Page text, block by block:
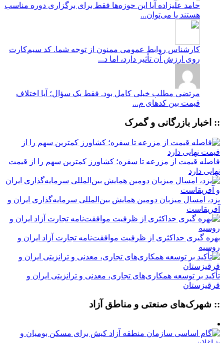
حامد علیزاده آیا این حوزه‌ها فقط برای برگزاری دوره مناسب
هستند یا می‌توان...
کارشناس روابط عمومی ممنون از توجه شما. کد سیم‌کارت
روی ارزش آن تأثیر دارد، اما د...
مرتضی مطلب خیلی کامل بود. فقط یک سؤال؛ آیا اختلاف
قیمت بین کدهای م...
:: اخبار بازرگانی و گمرک
فاصله قیمت از مزرعه تا سفره؛ کشاورز کمترین سهم را از قیمت
نهایی دارد
یزد، امسال میزبان دومین همایش بین‌المللی سرمایه‌گذاری ایران و
آفریقاست
بهره گیری حداکثری از ظرفیت موافقت‌نامه تجارت آزاد ایران و
روسیه
تأکید بر توسعه همکاری‌های تجاری، معدنی و ترانزیتی ایران و
قرقیزستان
:: شهرک‌های صنعتی و مناطق آزاد